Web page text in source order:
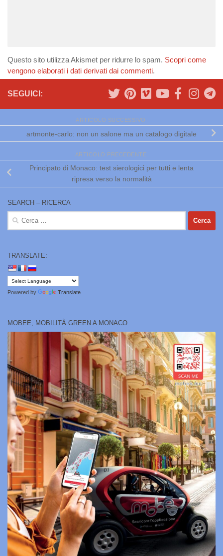
Questo sito utilizza Akismet per ridurre lo spam. Scopri come
vengono elaborati i dati derivati dai commenti.
SEGUICI:
ARTICOLO SUCCESSIVO
artmonte-carlo: non un salone ma un catalogo digitale
ARTICOLO PRECEDENTE
Principato di Monaco: test sierologici per tutti e lenta
ripresa verso la normalità
SEARCH – RICERCA
Ricerca
TRANSLATE:
Powered by Translate
MOBEE, MOBILITÀ GREEN A MONACO